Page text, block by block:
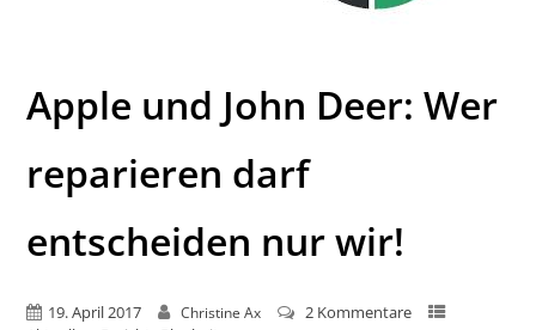
Apple und John Deer: Wer
reparieren darf
entscheiden nur wir!
19. April 2017 Christine Ax
2 Kommentare